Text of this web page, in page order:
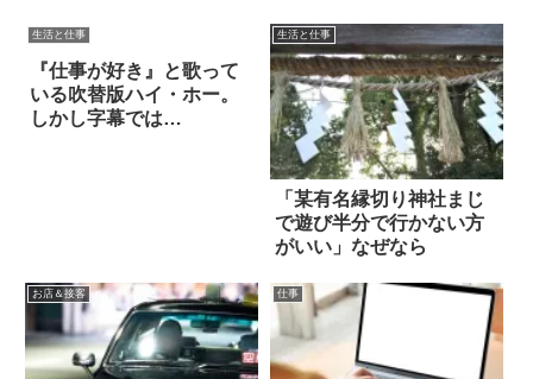
生活と仕事
『仕事が好き』と歌って
いる吹替版ハイ・ホー。
しかし字幕では…
生活と仕事
「某有名縁切り神社まじ
で遊び半分で行かない方
がいい」なぜなら
お店＆接客 仕事